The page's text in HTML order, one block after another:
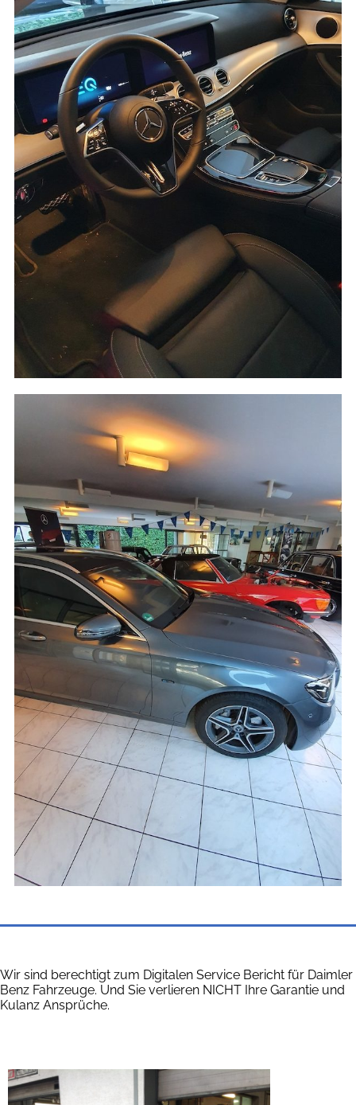
Wir sind berechtigt zum Digitalen Service Bericht für Daimler
Benz Fahrzeuge. Und Sie verlieren NICHT Ihre Garantie und
Kulanz Ansprüche.